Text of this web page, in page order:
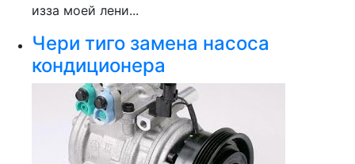
изза моей лени...
Чери тиго замена насоса
кондиционера